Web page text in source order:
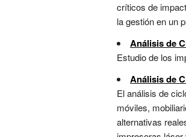
críticos de
la gestión en un
Análisis de
Estudio de los
Análisis de
El análisis de
móviles,
alternativas